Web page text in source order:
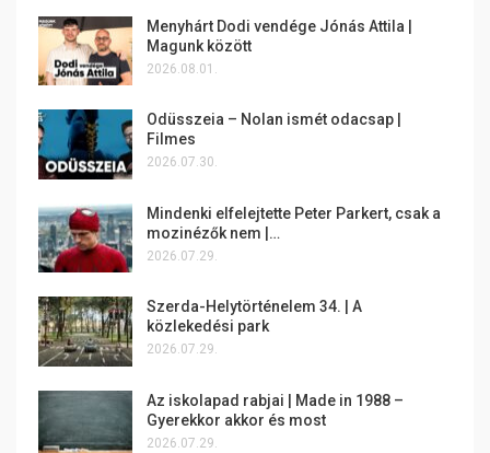
Menyhárt Dodi vendége Jónás Attila |
Magunk között
2026.08.01.
Odüsszeia – Nolan ismét odacsap |
Filmes
2026.07.30.
Mindenki elfelejtette Peter Parkert, csak a
mozinézők nem |…
2026.07.29.
Szerda-Helytörténelem 34. | A
közlekedési park
2026.07.29.
Az iskolapad rabjai | Made in 1988 –
Gyerekkor akkor és most
2026.07.29.